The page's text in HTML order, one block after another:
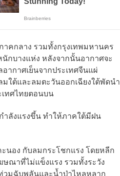
คกลาง รวมทั้งกรุงเทพมหานคร
บางแห่ง หลังจากนั้นอากาศจะ
ากาศเย็นจากประเทศจีนแผ่
ใต้และลมตะวันออกเฉียงใต้พัดนำ
ทศไทยตอนบน
ลังแรงขึ้น ทำให้ภาคใต้มีฝน
นอง กับลมกระโชกแรง โดยหลีก
ษณาที่ไม่แข็งแรง รวมทั้งระวัง
วมฉับพลันและน้ำป่าไหลหลาก